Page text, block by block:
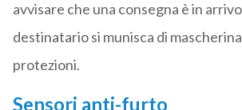
avvisare che una consegna è in
destinatario si munisca di
protezioni.
Sensori anti-furto